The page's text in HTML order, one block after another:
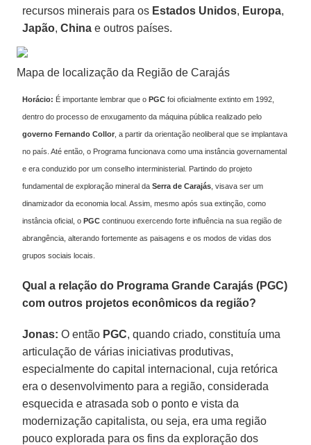
recursos minerais para os Estados Unidos, Europa,
Japão,China e outros países.
Mapa de localização da Região de Carajás
Horácio: É importante lembrar que oPGC foi oficialmente extinto em 1992,
dentro do processo de enxugamento da máquina pública realizado pelo
governo Fernando Collor , a partir da orientação neoliberal que se implantava
no país. Até então, o Programa funcionava como uma instância governamental
e era conduzido por um conselho interministerial. Partindo do projeto
fundamental de exploração mineral daSerra de Carajás , visava ser um
dinamizador da economia local. Assim, mesmo após sua extinção, como
instância oficial, oPGC continuou exercendo forte influência na sua região de
abrangência, alterando fortemente as paisagens e os modos de vidas dos
grupos sociais locais.
Qual a relação do Programa Grande Carajás (PGC)
com outros projetos econômicos da região?
Jonas: O então PGC, quando criado, constituía uma
articulação de várias iniciativas produtivas,
especialmente do capital internacional, cuja retórica
era o desenvolvimento para a região, considerada
esquecida e atrasada sob o ponto e vista da
modernização capitalista, ou seja, era uma região
pouco explorada para os fins da exploração dos